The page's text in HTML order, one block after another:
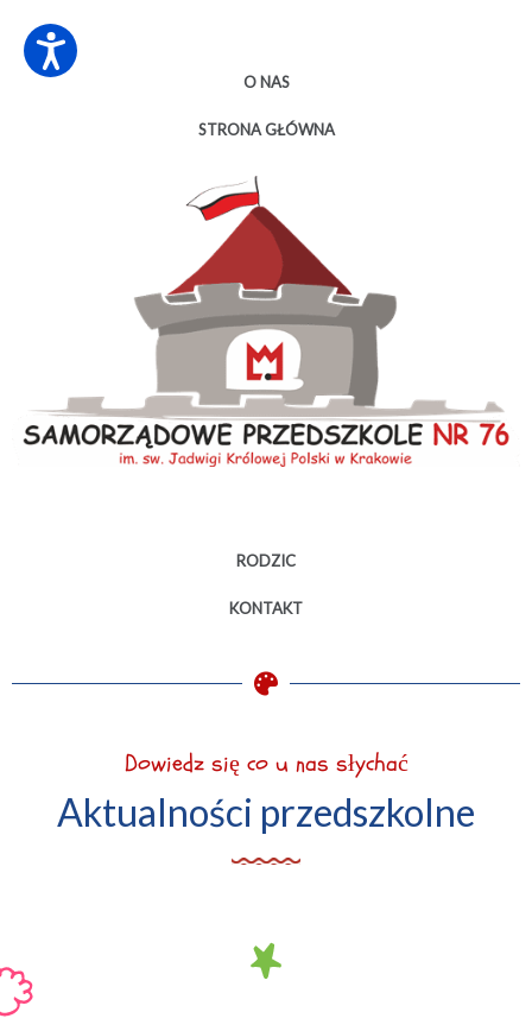
O NAS
STRONA GŁÓWNA
RODZIC
KONTAKT
Dowiedz się co u nas słychać
Aktualności przedszkolne